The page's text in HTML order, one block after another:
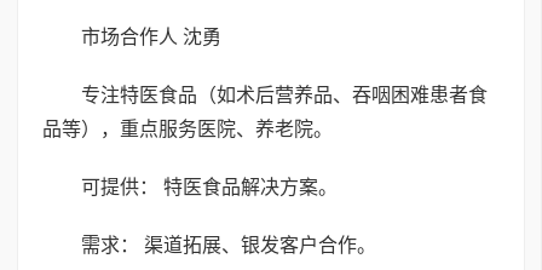
市场合作人 沈勇
专注特医食品（如术后营养品、吞咽困难患者食
品等），重点服务医院、养老院。
可提供： 特医食品解决方案。
需求： 渠道拓展、银发客户合作。